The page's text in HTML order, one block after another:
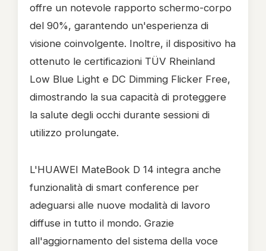
offre un notevole rapporto schermo-corpo
del 90%, garantendo un'esperienza di
visione coinvolgente. Inoltre, il dispositivo ha
ottenuto le certificazioni TÜV Rheinland
Low Blue Light e DC Dimming Flicker Free,
dimostrando la sua capacità di proteggere
la salute degli occhi durante sessioni di
utilizzo prolungate.
L'HUAWEI MateBook D 14 integra anche
funzionalità di smart conference per
adeguarsi alle nuove modalità di lavoro
diffuse in tutto il mondo. Grazie
all'aggiornamento del sistema della voce